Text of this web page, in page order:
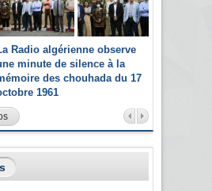
Radio algérienne observe
minute de silence à la
des chouhada du 17
1961